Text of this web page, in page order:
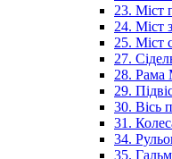
23. Міст
24. Міст
25. Міст
27.
28.
29.
30. Вісь
31.
34.
35.